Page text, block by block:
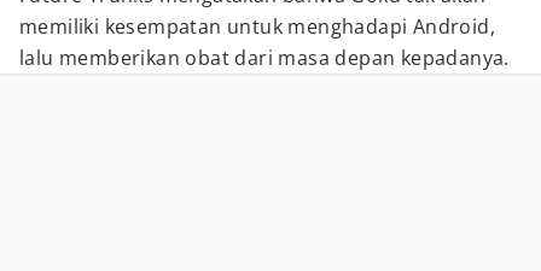
memiliki kesempatan untuk menghadapi Android,
lalu memberikan obat dari masa depan kepadanya.